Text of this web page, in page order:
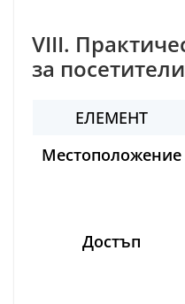
VIII.
за посетители
ЕЛЕМЕНТ
Местоположение
Достъп